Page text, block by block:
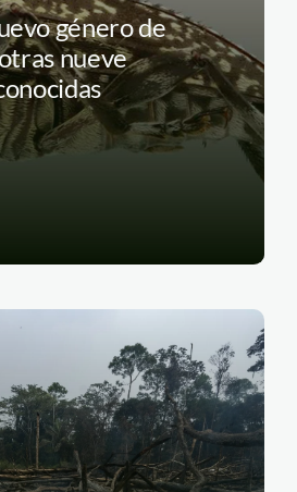
género de
nueve